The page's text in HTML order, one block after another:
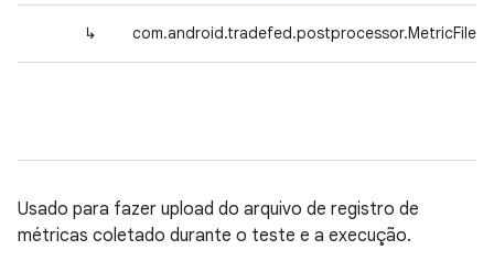
↳
Usado para fazer upload do arquivo de registro de
métricas coletado durante o teste e a execução.